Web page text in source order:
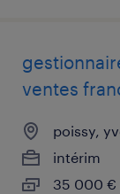
ventes
poissy,
intérim
35 000 €